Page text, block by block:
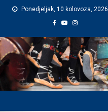
Ponedjeljak, 10 kolovoza, 2026